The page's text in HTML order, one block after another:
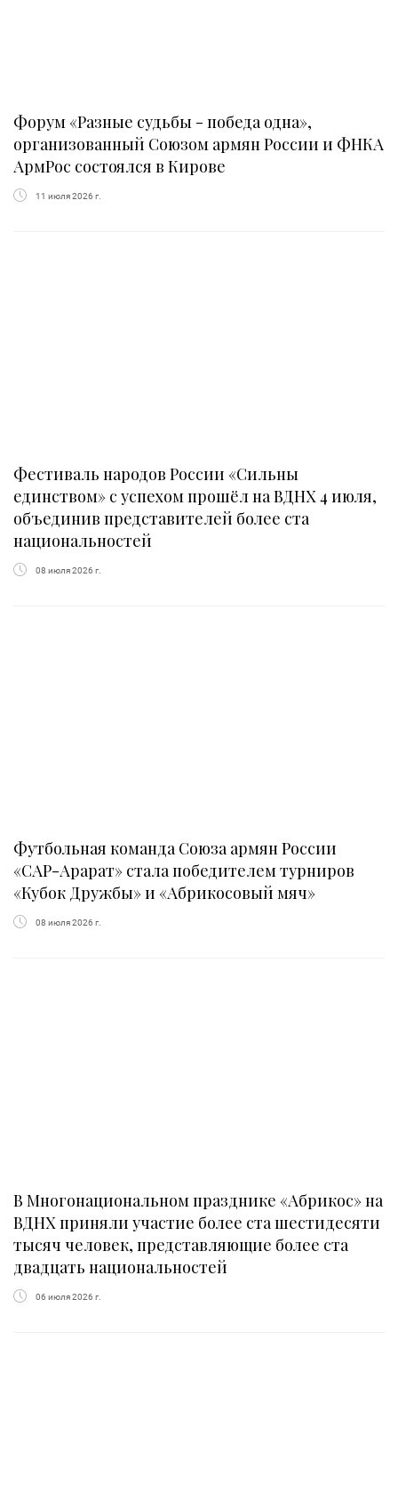
Форум «Разные судьбы - победа одна»,
организованный Союзом армян России и ФНКА
АрмРос состоялся в Кирове
11 июля 2026 г.
Фестиваль народов России «Сильны
единством» с успехом прошёл на ВДНХ 4 июля,
объединив представителей более ста
национальностей
08 июля 2026 г.
Футбольная команда Союза армян России
«САР-Арарат» стала победителем турниров
«Кубок Дружбы» и «Абрикосовый мяч»
08 июля 2026 г.
В Многонациональном празднике «Абрикос» на
ВДНХ приняли участие более ста шестидесяти
тысяч человек, представляющие более ста
двадцать национальностей
06 июля 2026 г.